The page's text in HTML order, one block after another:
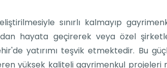
sınırlı kalmayıp
hayata geçirerek veya özel
yatırımı teşvik etmektedir. Bu
yüksek kaliteli gayrimenkul projeleri